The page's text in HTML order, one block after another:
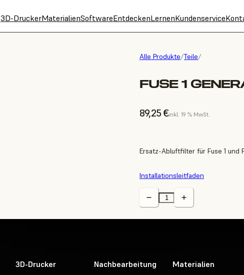
3D-DruckerMaterialienSoftwareEntdeckenLernenKundenservice
Alle Produkte/Teile/
FUSE 1
89,25 €inkl. 19 % MwSt.
Ersatz-Abluftfilter für Fuse 1 und
Installationsleitfaden
3D-Drucker Nachbearbeitung Materialien